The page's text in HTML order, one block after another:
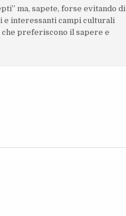
ma, sapete, forse evitando di
e interessanti campi culturali
preferiscono il sapere e